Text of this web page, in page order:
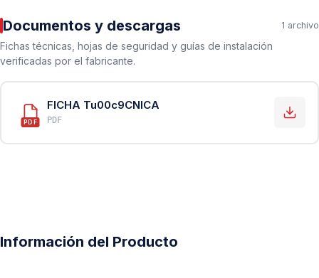
Documentos y descargas 1 archivo
Fichas técnicas, hojas de seguridad y guías de instalación
verificadas por el fabricante.
PDF
FICHA Tu00c9CNICA
PDF
Información del Producto